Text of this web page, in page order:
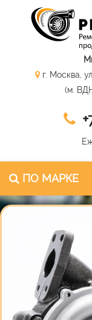
г. Москва,
(м.
ПО МАРКЕ